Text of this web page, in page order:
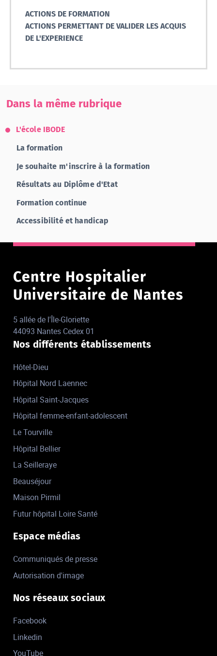
ACTIONS DE FORMATION
ACTIONS PERMETTANT DE VALIDER LES ACQUIS
DE L'EXPERIENCE
Dans la même rubrique
L'école IBODE
La formation
Je souhaite m'inscrire à la formation
Résultats au Diplôme d'Etat
Formation continue
Accessibilité et handicap
Centre Hospitalier
Universitaire de Nantes
5 allée de l'Île-Gloriette
44093 Nantes Cedex 01
Nos différents établissements
Hôtel-Dieu
Hôpital Nord Laennec
Hôpital Saint-Jacques
Hôpital femme-enfant-adolescent
Le Tourville
Hôpital Bellier
La Seilleraye
Beauséjour
Maison Pirmil
Futur hôpital Loire Santé
Espace médias
Communiqués de presse
Autorisation d'image
Nos réseaux sociaux
Facebook
Linkedin
YouTube